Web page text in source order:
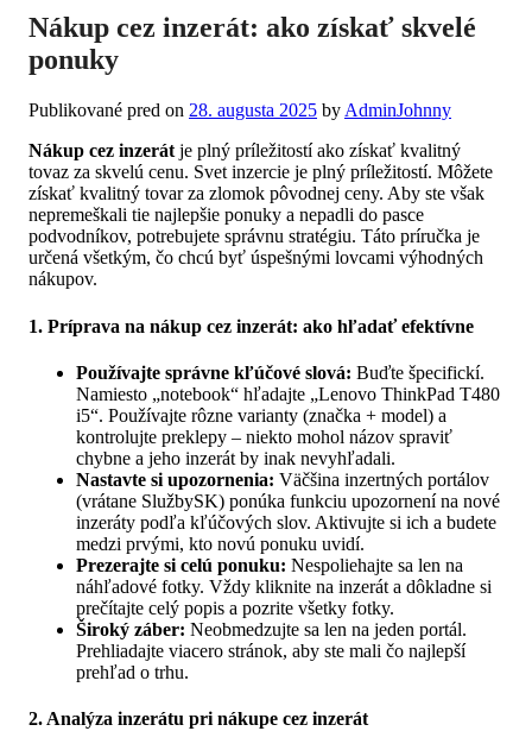
Nákup cez inzerát: ako získať skvelé
ponuky
Publikované pred on 28. augusta 2025 by AdminJohnny
Nákup cez inzerát je plný príležitostí ako získať kvalitný
tovaz za skvelú cenu. Svet inzercie je plný príležitostí. Môžete
získať kvalitný tovar za zlomok pôvodnej ceny. Aby ste však
nepremeškali tie najlepšie ponuky a nepadli do pasce
podvodníkov, potrebujete správnu stratégiu. Táto príručka je
určená všetkým, čo chcú byť úspešnými lovcami výhodných
nákupov.
1. Príprava na nákup cez inzerát: ako hľadať efektívne
Používajte správne kľúčové slová: Buďte špecifickí.
Namiesto „notebook“ hľadajte „Lenovo ThinkPad T480
i5“. Používajte rôzne varianty (značka + model) a
kontrolujte preklepy – niekto mohol názov spraviť
chybne a jeho inzerát by inak nevyhľadali.
Nastavte si upozornenia: Väčšina inzertných portálov
(vrátane SlužbySK) ponúka funkciu upozornení na nové
inzeráty podľa kľúčových slov. Aktivujte si ich a budete
medzi prvými, kto novú ponuku uvidí.
Prezerajte si celú ponuku: Nespoliehajte sa len na
náhľadové fotky. Vždy kliknite na inzerát a dôkladne si
prečítajte celý popis a pozrite všetky fotky.
Široký záber: Neobmedzujte sa len na jeden portál.
Prehliadajte viacero stránok, aby ste mali čo najlepší
prehľad o trhu.
2. Analýza inzerátu pri nákupe cez inzerát